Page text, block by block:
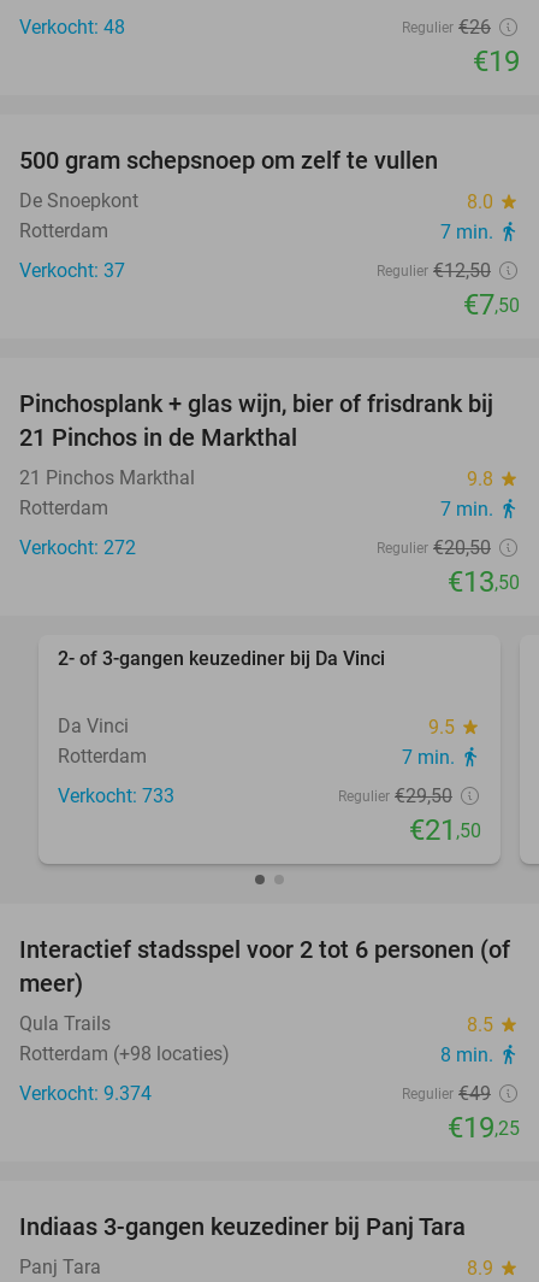
Verkocht: 48
Regulier €26
€19
500 gram schepsnoep om zelf te vullen
De Snoepkont 8.0 star
Rotterdam 7 min. directions_walk
Verkocht: 37 Regulier €12,50
€7,50
34%
Pinchosplank + glas wijn, bier of frisdrank bij
21 Pinchos in de Markthal
21 Pinchos Markthal 9.8 star
Rotterdam 7 min. directions_walk
Verkocht: 272 Regulier €20,50
€13,50
favorite_border
2- of 3-gangen keuzediner bij Da Vinci
Da Vinci 9.5 star
Rotterdam 7 min. directions_walk
Verkocht: 733 Regulier €29,50
€21 ,50
61%
Interactief stadsspel voor 2 tot 6 personen (of
meer)
Qula Trails 8.5 star
Rotterdam (+98 locaties) 8 min. directions_walk
Verkocht: 9.374 Regulier €49
€19,25
Indiaas 3-gangen keuzediner bij Panj Tara
Panj Tara 8.9 star